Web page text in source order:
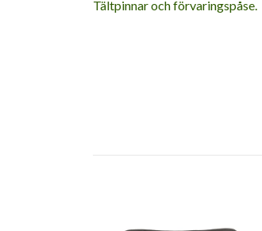
Tältpinnar och förvaringspåse.